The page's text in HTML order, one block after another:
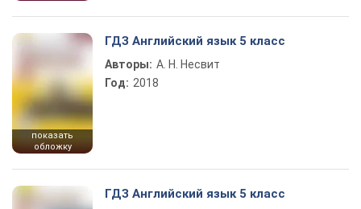
показать
обложку
ГДЗ Английский язык 5 класс
Авторы: А. Н. Несвит
Год: 2018
ГДЗ Английский язык 5 класс